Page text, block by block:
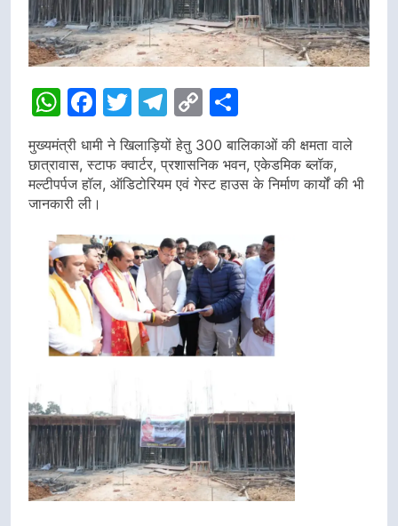
WhatsApp
Facebook
Twitter
Telegram
Copy
Link
मुख्यमंत्री धामी ने खिलाड़ियों हेतु 300 बालिकाओं की क्षमता वाले
छात्रावास, स्टाफ क्वार्टर, प्रशासनिक भवन, एकेडमिक ब्लॉक,
मल्टीपर्पज हॉल, ऑडिटोरियम एवं गेस्ट हाउस के निर्माण कार्यों की भी
जानकारी ली।